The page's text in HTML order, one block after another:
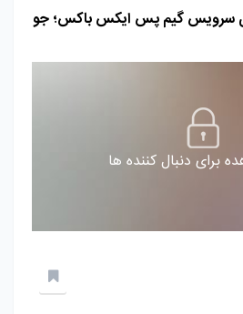
سرویس گیم پس ایکس باکس؛ جو
برای دنبال کننده ها